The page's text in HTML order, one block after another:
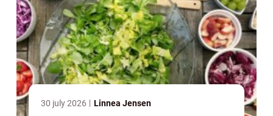
30 july 2026 Linnea Jensen